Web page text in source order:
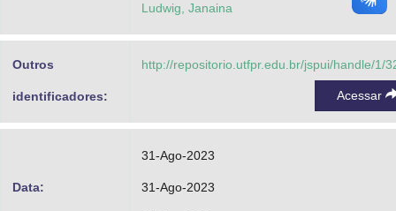
Ludwig, Janaina
Outros
identificadores:
http://repositorio.utfpr.edu.br/jspui/handle/1/
Acessar
Data:
31-Ago-2023
31-Ago-2023